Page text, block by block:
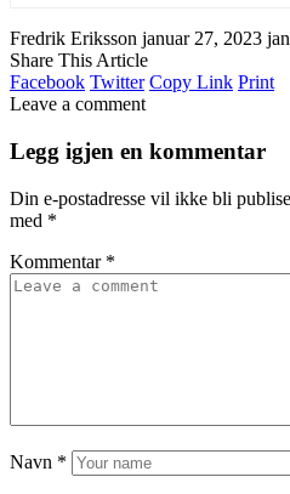
Fredrik Eriksson januar 27, 2023
Share This Article
Facebook Twitter Copy Link Print
Leave a comment
Legg igjen en kommentar
Din e-postadresse vil ikke bli
med *
Kommentar *
Navn *